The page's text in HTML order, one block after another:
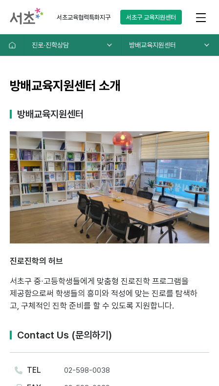
서초교육협력특화지구 서초구교육지원센터
진로∙진학상담 방배교육지원센터
방배교육지원센터 소개
방배교육지원센터
진로진학의 허브
서초구 중∙고등학생들에게 맞춤형 진로진학 프로그램을
제공함으로써 학생들의 흥미와 적성에 맞는 진로를 탐색하
고, 구체적인 진학 준비를 할 수 있도록 지원합니다.
Contact Us (문의하기)
TEL 02-598-0038